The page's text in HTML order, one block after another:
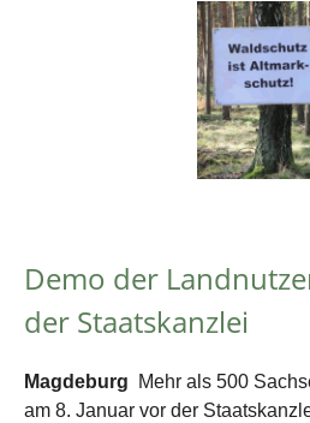
Demo der
der Staatskanzlei
Magdeburg Mehr als 500
am 8. Januar vor der